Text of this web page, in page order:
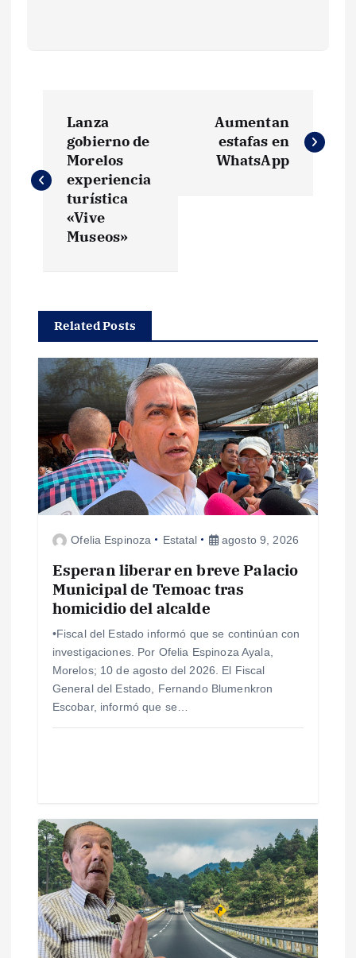
v
a
c
ó
n
d
a
s
Lanza
gobierno de
Morelos
experiencia
turística
«Vive
Museos»
Aumentan
estafas en
WhatsApp
Related Posts
Ofelia Espinoza Estatal agosto 9, 2026
Esperan liberar en breve Palacio
Municipal de Temoac tras
homicidio del alcalde
•Fiscal del Estado informó que se continúan con
investigaciones. Por Ofelia Espinoza Ayala,
Morelos; 10 de agosto del 2026. El Fiscal
General del Estado, Fernando Blumenkron
Escobar, informó que se…